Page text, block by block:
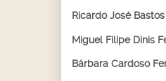
Ricardo José
Miguel Filipe Dinis
Bárbara Cardoso